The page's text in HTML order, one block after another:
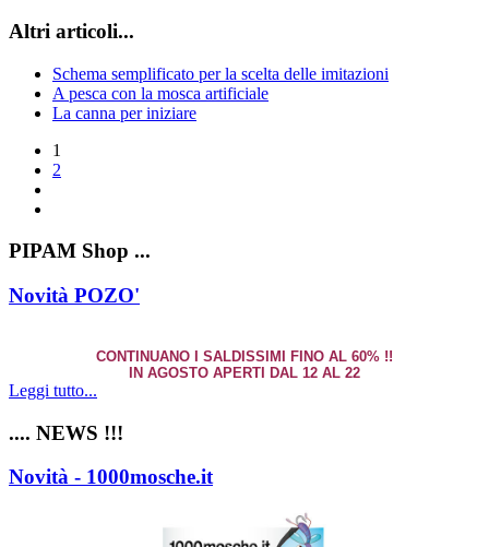
Altri articoli...
Schema semplificato per la scelta delle imitazioni
A pesca con la mosca artificiale
La canna per iniziare
1
2
PIPAM Shop ...
Novità POZO'
CONTINUANO I SALDISSIMI FINO AL 60% !!
IN AGOSTO APERTI DAL 12 AL 22
Leggi tutto...
.... NEWS !!!
Novità - 1000mosche.it